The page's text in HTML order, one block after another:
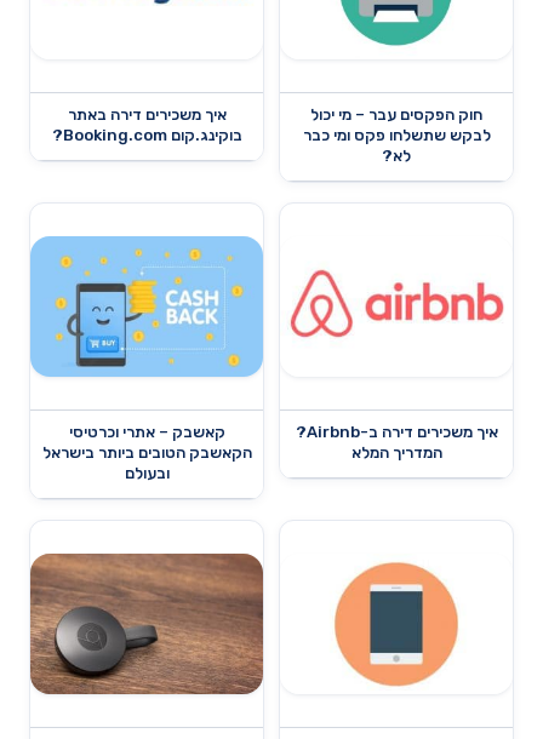
חוק הפקסים עבר – מי יכול
לבקש שתשלחו פקס ומי כבר
לא?
איך משכירים דירה באתר
בוקינג.קום Booking.com?
איך משכירים דירה ב-Airbnb?
המדריך המלא
קאשבק – אתרי וכרטיסי
הקאשבק הטובים ביותר בישראל
ובעולם